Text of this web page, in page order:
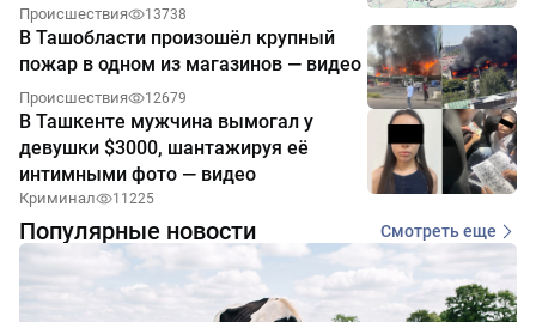
Происшествия 13738
В Ташобласти произошёл крупный
пожар в одном из магазинов — видео
Происшествия 12679
В Ташкенте мужчина вымогал у
девушки $3000, шантажируя её
интимными фото — видео
Криминал 11225
Популярные новости Смотреть еще